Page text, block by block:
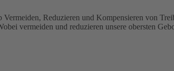
Vermeiden, Reduzieren und Kompensieren von
vermeiden und reduzieren unsere obersten